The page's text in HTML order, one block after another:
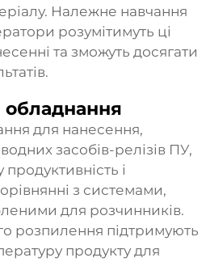
Належне навчання
розумітимуть ці
та зможуть досягати
обладнання
для нанесення,
засобів-релізів ПУ,
і
з системами,
для розчинників.
розпилення підтримують
продукту для